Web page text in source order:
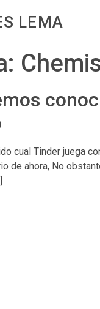
LEMA
cual Tinder juega
de ahora, No